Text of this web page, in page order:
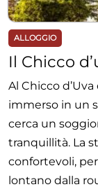
ALLOGGIO
Il Chicco
Al Chicco
immerso in un
cerca un
tranquillità. La
confortevoli,
lontano dalla